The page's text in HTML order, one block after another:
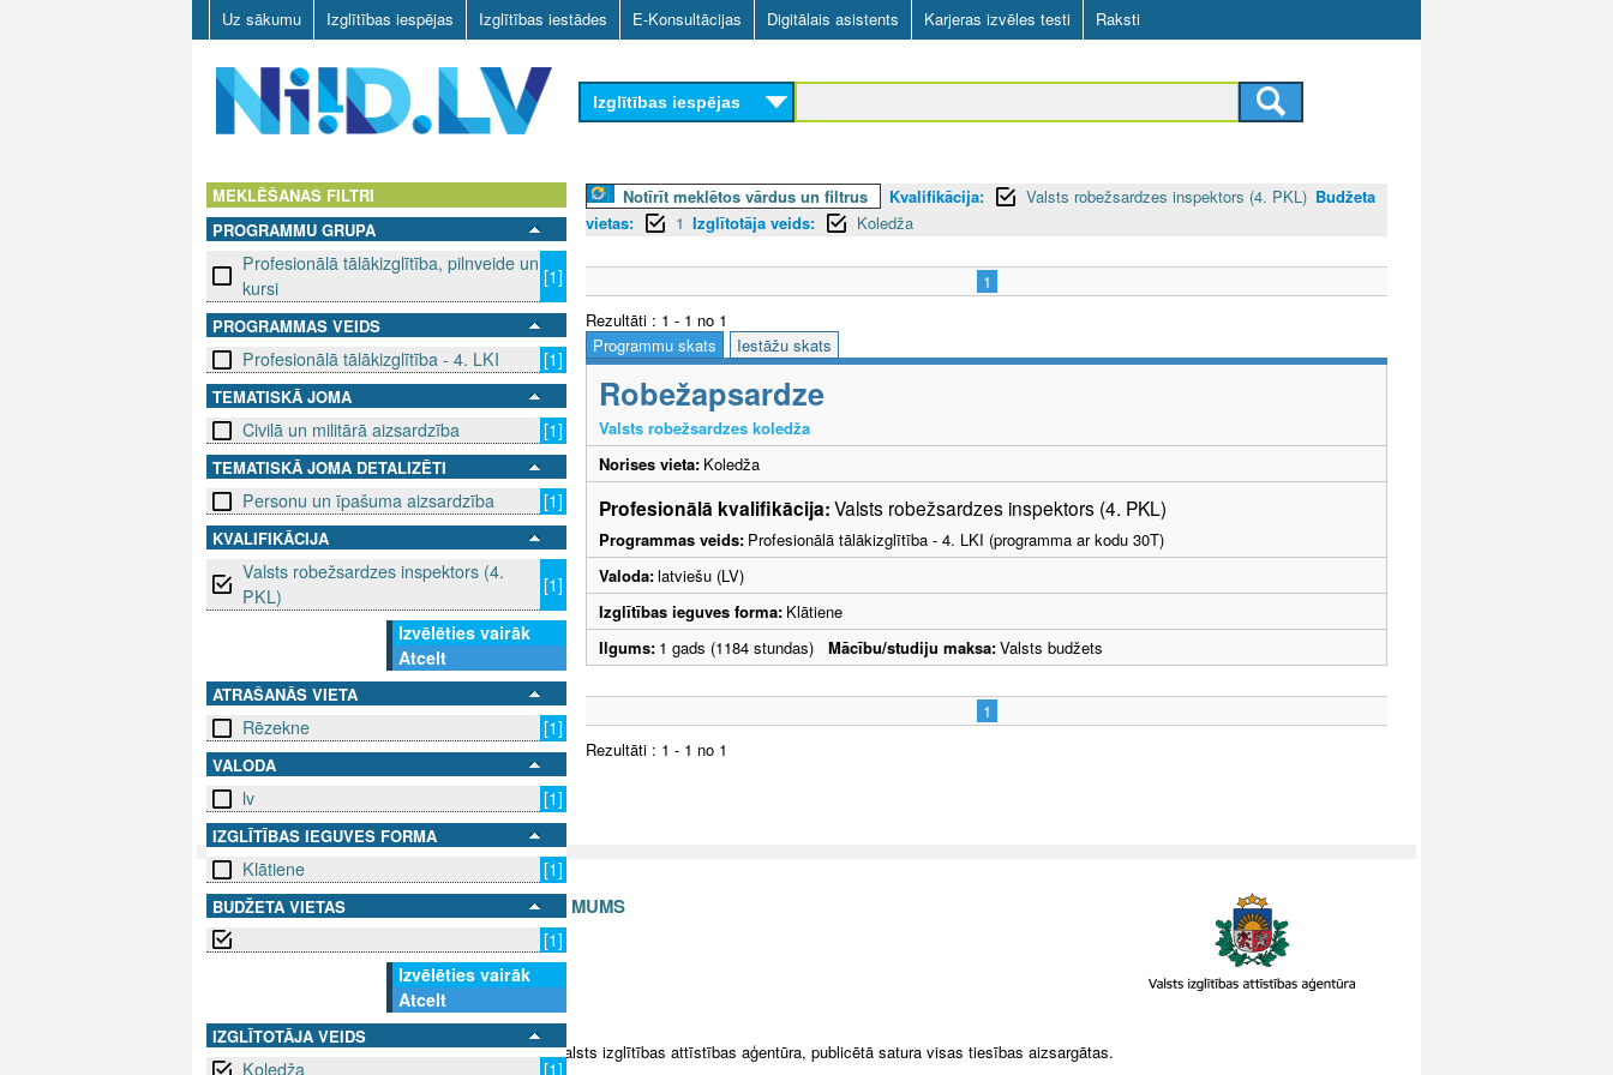
Skip
to
main
content
Uz sākumu Izglītības iespējas Izglītības iestādes E-Konsultācijas Digitālais asistents Karjeras izvēles testi Raksti
D
L
V
Izglītības iespējas
MEKLĒŠANAS FILTRI
PROGRAMMU GRUPA
Profesionālā tālākizglītība, pilnveide un
kursi
[1]
PROGRAMMAS VEIDS
Profesionālā tālākizglītība - 4. LKI [1]
TEMATISKĀ JOMA
Civilā un militārā aizsardzība [1]
TEMATISKĀ JOMA DETALIZĒTI
Personu un īpašuma aizsardzība [1]
KVALIFIKĀCIJA
Valsts robežsardzes inspektors (4.
PKL)
[1]
Izvēlēties vairāk
Atcelt
ATRAŠANĀS VIETA
Rēzekne [1]
VALODA
lv [1]
IZGLĪTĪBAS IEGUVES FORMA
Klātiene [1]
BUDŽETA VIETAS
[1]
Izvēlēties vairāk
Atcelt
IZGLĪTOTĀJA VEIDS
Koledža [1]
Notīrīt meklētos vārdus un filtrus Kvalifikācija: Valsts robežsardzes inspektors (4. PKL) Budžeta
vietas:
1 Izglītotāja veids: Koledža
1
Rezultāti : 1 - 1 no 1
Programmu skats
Iestāžu skats
Robežapsardze
Valsts robežsardzes koledža
Norises vieta: Koledža
Profesionālā kvalifikācija:Valsts robežsardzes inspektors (4. PKL)
Programmas veids: Profesionālā tālākizglītība - 4. LKI (programma ar kodu 30T)
Valoda:latviešu (LV)
Izglītības ieguves forma: Klātiene
Ilgums: 1 gads (1184 stundas) Mācību/studiju maksa:Valsts budžets
1
Rezultāti : 1 - 1 no 1
SEKO MUMS SAZINIES AR MUMS
info@niid.lv
© 2025 Valsts izglītības attīstības aģentūra, publicētā satura visas tiesības aizsargātas.